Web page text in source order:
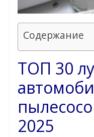
Содержание
ТОП 30
2025